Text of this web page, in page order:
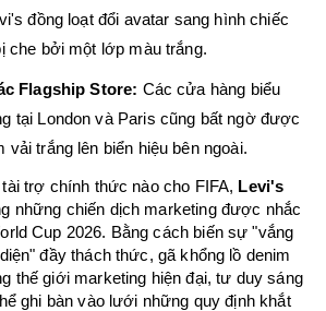
đồng loạt đổi avatar sang hình chiếc
che bởi một lớp màu trắng.
Flagship Store: Các cửa hàng biểu
tại London và Paris cũng bất ngờ được
vải trắng lên biển hiệu bên ngoài.
trợ chính thức nào cho FIFA, Levi's
những chiến dịch marketing được nhắc
Cup 2026. Bằng cách biến sự "vắng
đầy thách thức, gã khổng lồ denim
thế giới marketing hiện đại, tư duy sáng
ghi bàn vào lưới những quy định khắt